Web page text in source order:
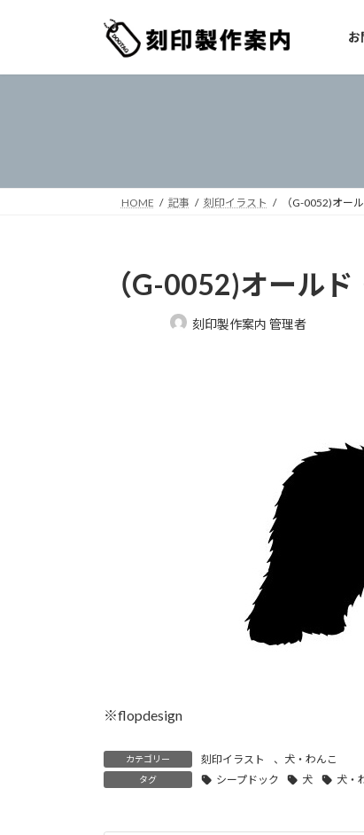
ン
ー
お
HOME 記事 刻印イラスト （G-0052)オー
（G-0052)オール
最
刻印製作案内 管理者
※flopdesign
カテゴリー 刻印イラスト 、 犬・わんこ
タグ シープドック 犬 犬・